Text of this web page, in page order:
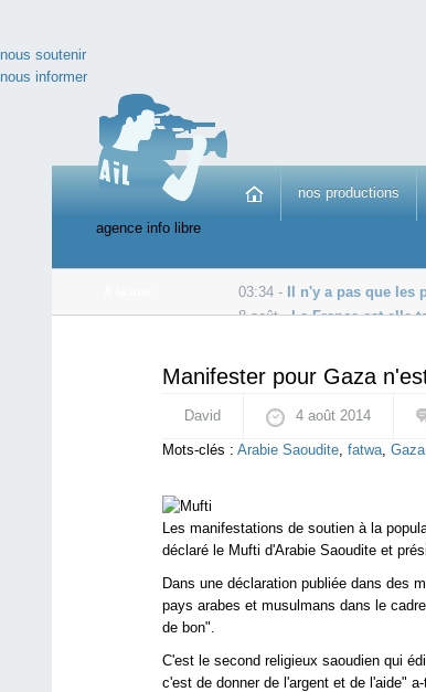
nous soutenir
nous informer
agence info libre
nos productions
03:34 -
Il n'y a pas que
8 août -La France est-elle
Manifester pour Gaza
David 4 août 2014
Mots-clés : Arabie Saoudite, fatwa, Gaza
Les manifestations de soutien à la
déclaré le Mufti d'Arabie Saoudite et
Dans une déclaration publiée dans des
pays arabes et musulmans dans le
de bon".
C'est le second religieux saoudien qui
c'est de donner de l'argent et de l'aide"